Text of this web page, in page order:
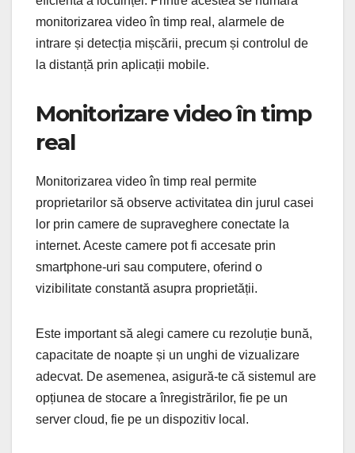
monitorizarea video în timp real, alarmele de
intrare și detecția mișcării, precum și controlul de
la distanță prin aplicații mobile.
Monitorizare video în timp
real
Monitorizarea video în timp real permite
proprietarilor să observe activitatea din jurul casei
lor prin camere de supraveghere conectate la
internet. Aceste camere pot fi accesate prin
smartphone-uri sau computere, oferind o
vizibilitate constantă asupra proprietății.
Este important să alegi camere cu rezoluție bună,
capacitate de noapte și un unghi de vizualizare
adecvat. De asemenea, asigură-te că sistemul are
opțiunea de stocare a înregistrărilor, fie pe un
server cloud, fie pe un dispozitiv local.